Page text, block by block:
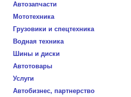
Автозапчасти
Мототехника
Грузовики и спецтехника
Водная техника
Шины и диски
Автотовары
Услуги
Автобизнес, партнерство